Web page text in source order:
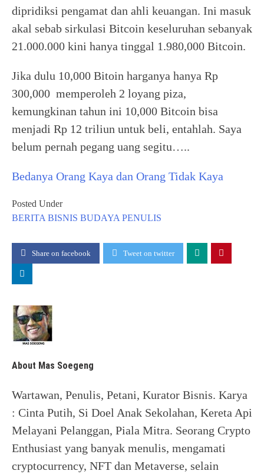
dipridiksi pengamat dan ahli keuangan. Ini masuk
akal sebab sirkulasi Bitcoin keseluruhan sebanyak
21.000.000 kini hanya tinggal 1.980,000 Bitcoin.
Jika dulu 10,000 Bitoin harganya hanya Rp
300,000 memperoleh 2 loyang piza,
kemungkinan tahun ini 10,000 Bitcoin bisa
menjadi Rp 12 triliun untuk beli, entahlah. Saya
belum pernah pegang uang segitu…..
Bedanya Orang Kaya dan Orang Tidak Kaya
Posted Under
BERITA BISNIS BUDAYA PENULIS
Share on facebook Tweet on twitter
About Mas Soegeng
Wartawan, Penulis, Petani, Kurator Bisnis. Karya
: Cinta Putih, Si Doel Anak Sekolahan, Kereta Api
Melayani Pelanggan, Piala Mitra. Seorang Crypto
Enthusiast yang banyak menulis, mengamati
cryptocurrency, NFT dan Metaverse, selain